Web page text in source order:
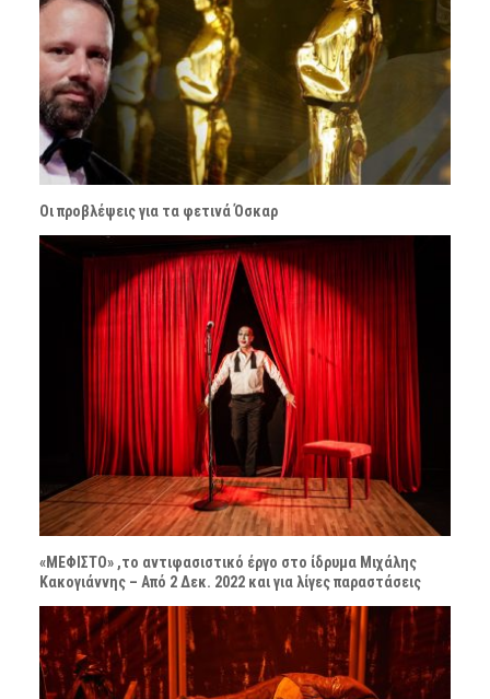
Οι προβλέψεις για τα φετινά Όσκαρ
«ΜΕΦΙΣΤΟ» ,το αντιφασιστικό έργο στο ίδρυμα Μιχάλης
Κακογιάννης – Από 2 Δεκ. 2022 και για λίγες παραστάσεις